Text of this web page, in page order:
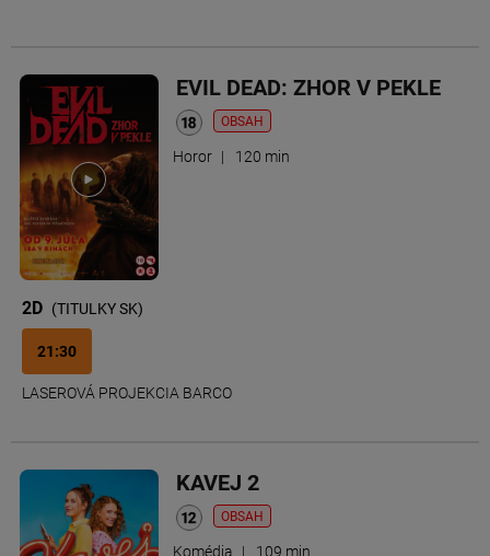
EVIL DEAD: ZHOR V PEKLE
OBSAH
Horor | 120 min
2D (TITULKY SK)
21:30
LASEROVÁ PROJEKCIA BARCO
KAVEJ 2
OBSAH
Komédia | 109 min